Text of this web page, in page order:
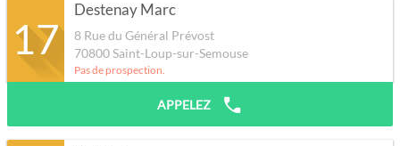
17
Destenay Marc
8 Rue du Général Prévost
70800Saint-Loup-sur-Semouse
Pas de prospection.
APPELEZ